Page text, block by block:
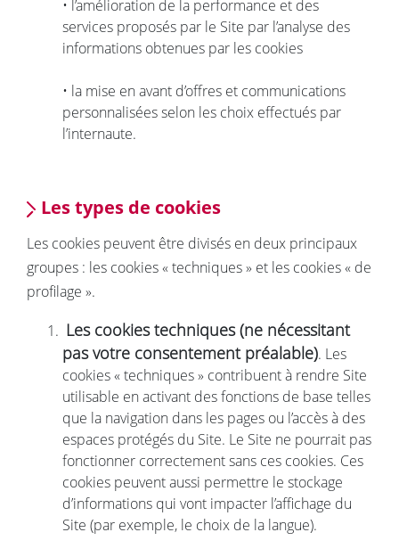
• l’amélioration de la performance et des
services proposés par le Site par l’analyse des
informations obtenues par les cookies
• la mise en avant d’offres et communications
personnalisées selon les choix effectués par
l’internaute.
Les types de cookies
Les cookies peuvent être divisés en deux principaux
groupes : les cookies « techniques » et les cookies « de
profilage ».
Les cookies techniques (ne nécessitant
pas votre consentement préalable). Les
cookies « techniques » contribuent à rendre Site
utilisable en activant des fonctions de base telles
que la navigation dans les pages ou l’accès à des
espaces protégés du Site. Le Site ne pourrait pas
fonctionner correctement sans ces cookies. Ces
cookies peuvent aussi permettre le stockage
d’informations qui vont impacter l’affichage du
Site (par exemple, le choix de la langue).